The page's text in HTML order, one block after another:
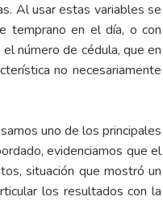
Al usar estas variables se
temprano en el día, o con
número de cédula, que en
no necesariamente
uno de los principales
evidenciamos que el
situación que mostró un
los resultados con la